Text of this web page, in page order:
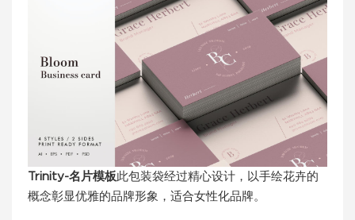
Trinity-名片模板此包装袋经过精心设计，以手绘花卉的
概念彰显优雅的品牌形象，适合女性化品牌。